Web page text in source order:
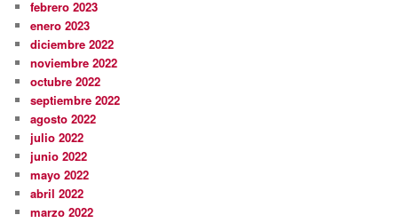
febrero 2023
enero 2023
diciembre 2022
noviembre 2022
octubre 2022
septiembre 2022
agosto 2022
julio 2022
junio 2022
mayo 2022
abril 2022
marzo 2022